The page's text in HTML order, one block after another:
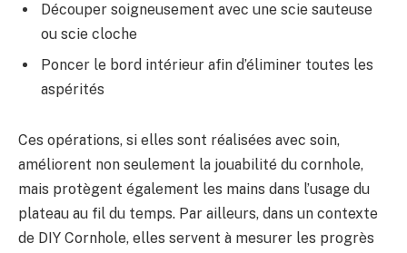
Découper soigneusement avec une scie sauteuse
ou scie cloche
Poncer le bord intérieur afin d’éliminer toutes les
aspérités
Ces opérations, si elles sont réalisées avec soin,
améliorent non seulement la jouabilité du cornhole,
mais protègent également les mains dans l’usage du
plateau au fil du temps. Par ailleurs, dans un contexte
de DIY Cornhole, elles servent à mesurer les progrès